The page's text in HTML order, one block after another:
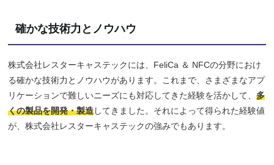
確かな技術力とノウハウ
株式会社レスターキャステックには、FeliCa ＆ NFCの分野におけ
る確かな技術力とノウハウがあります。これまで、さまざまなアプ
リケーションで難しいニーズにも対応してきた経験を活かして、多
くの製品を開発・製造してきました。それによって得られた経験値
が、株式会社レスターキャステックの強みでもあります。